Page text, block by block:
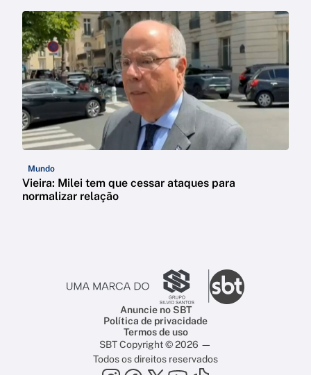
Mundo
Vieira: Milei tem que cessar ataques para
normalizar relação
Anuncie no SBT
Política de privacidade
Termos de uso
SBT Copyright © 2026 —
Todos os direitos reservados